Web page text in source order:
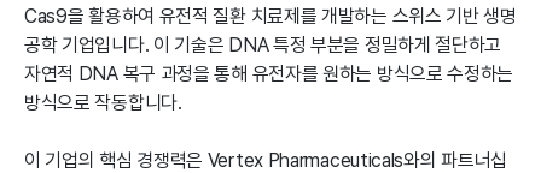
Cas9을 활용하여 유전적 질환 치료제를 개발하는 스위스 기반 생명
공학 기업입니다. 이 기술은 DNA 특정 부분을 정밀하게 절단하고
자연적 DNA 복구 과정을 통해 유전자를 원하는 방식으로 수정하는
방식으로 작동합니다.
이 기업의 핵심 경쟁력은 Vertex Pharmaceuticals와의 파트너십